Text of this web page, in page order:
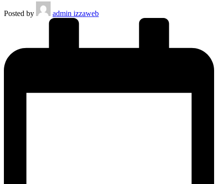
Posted by admin izzaweb